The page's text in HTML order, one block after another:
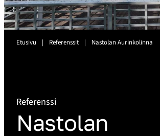
Etusivu | Referenssit | Nastolan Aurinkolinna
Referenssi
Nastolan